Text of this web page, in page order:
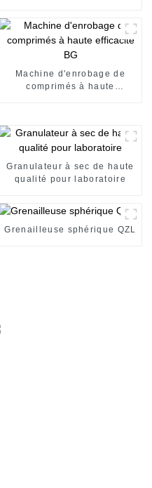
Machine d'enrobage de
comprimés à haute
Granulateur à sec de haute
qualité pour laboratoire
Grenailleuse sphérique QZL